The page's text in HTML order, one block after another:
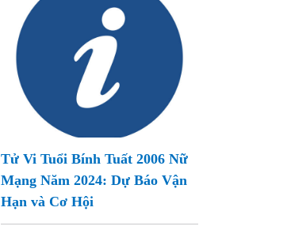
Tử Vi Tuổi Bính Tuất 2006 Nữ
Mạng Năm 2024: Dự Báo Vận
Hạn và Cơ Hội